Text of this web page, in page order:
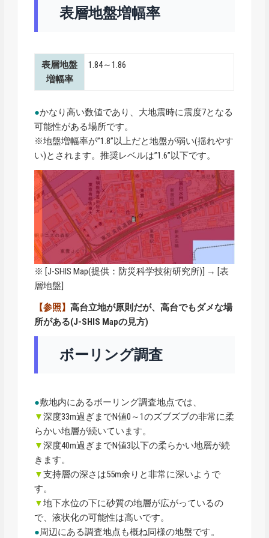
表層地盤増幅率
表層地盤
増幅率
1.84～1.86
●かなり高い数値であり、大地震時に震度7となる
可能性がある場所です。
※地盤増幅率が”1.8”以上だと地盤が弱い(揺れやす
い)とされます。推奨レベルは”1.6”以下です。
※ [J-SHIS Map(提供：防災科学技術研究所)] → [表
層地盤]
【参照】高台立地が原則だが、高台でもダメな場
所がある(J-SHIS Mapの見方)
ボーリング調査
●敷地内にあるボーリング調査地点では、
▼深度33m過ぎまでN値0～1のズブズブの非常に柔
らかい地層が続いています。
▼深度40m過ぎまでN値3以下の柔らかい地層が続
きます。
▼支持層の深さは55m余りと非常に深いようで
す。
▼地下水位の下に砂質の地層が広がっているの
で、液状化の可能性は高いです。
●周辺にある調査地点も概ね同様の地盤です。